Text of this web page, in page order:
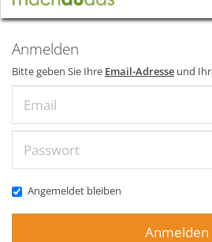
Anmelden
Bitte geben Sie Ihre Email-Adresse und Ihr
Angemeldet bleiben
Anmelden